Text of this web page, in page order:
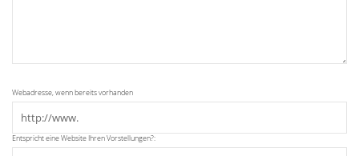
Webadresse, wenn bereits vorhanden
Entspricht eine Website Ihren Vorstellungen?: